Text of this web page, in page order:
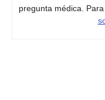
pregunta médica.